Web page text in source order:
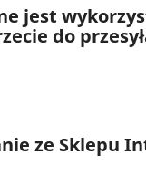
jest
do
ze Sklepu